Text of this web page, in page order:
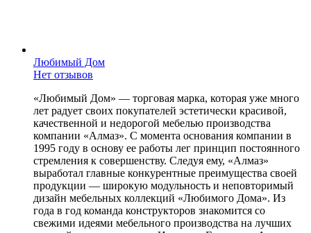
Любимый Дом
Нет отзывов
«Любимый Дом» — торговая марка, которая уже много
лет радует своих покупателей эстетически красивой,
качественной и недорогой мебелью производства
компании «Алмаз». С момента основания компании в
1995 году в основу ее работы лег принцип постоянного
стремления к совершенству. Следуя ему, «Алмаз»
выработал главные конкурентные преимущества своей
продукции — широкую модульность и неповторимый
дизайн мебельных коллекций «Любимого Дома». Из
года в год команда конструкторов знакомится со
свежими идеями мебельного производства на лучших